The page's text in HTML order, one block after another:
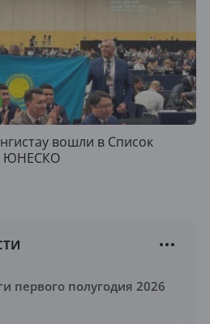
вошли в Список
ЮНЕСКО
первого полугодия 2026